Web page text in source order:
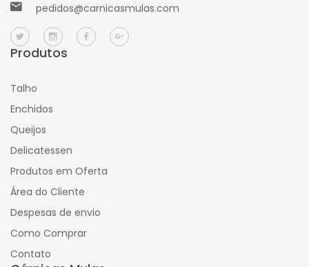
pedidos@carnicasmulas.com
Produtos
Talho
Enchidos
Queijos
Delicatessen
Produtos em Oferta
Área do Cliente
Despesas de envio
Como Comprar
Contato